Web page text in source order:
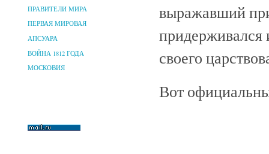
ПРАВИТЕЛИ МИРА
ПЕРВАЯ МИРОВАЯ
АПСУАРА
ВОЙНА 1812 ГОДА
МОСКОВИЯ
выражавший
придерживался
своего
Вот